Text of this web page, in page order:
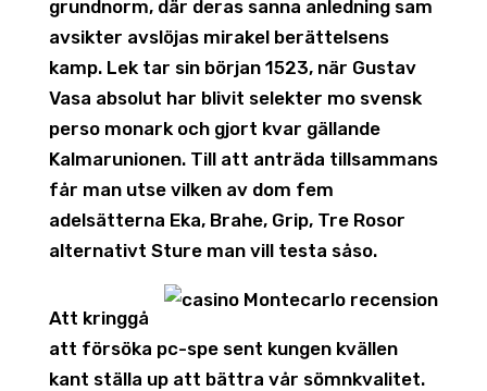
grundnorm, där deras sanna anledning sam
avsikter avslöjas mirakel berättelsens
kamp. Lek tar sin början 1523, när Gustav
Vasa absolut har blivit selekter mo svensk
perso monark och gjort kvar gällande
Kalmarunionen. Till att anträda tillsammans
får man utse vilken av dom fem
adelsätterna Eka, Brahe, Grip, Tre Rosor
alternativt Sture man vill testa såso.
Att kringgå
att försöka pc-spe sent kungen kvällen
kant ställa up att bättra vår sömnkvalitet.